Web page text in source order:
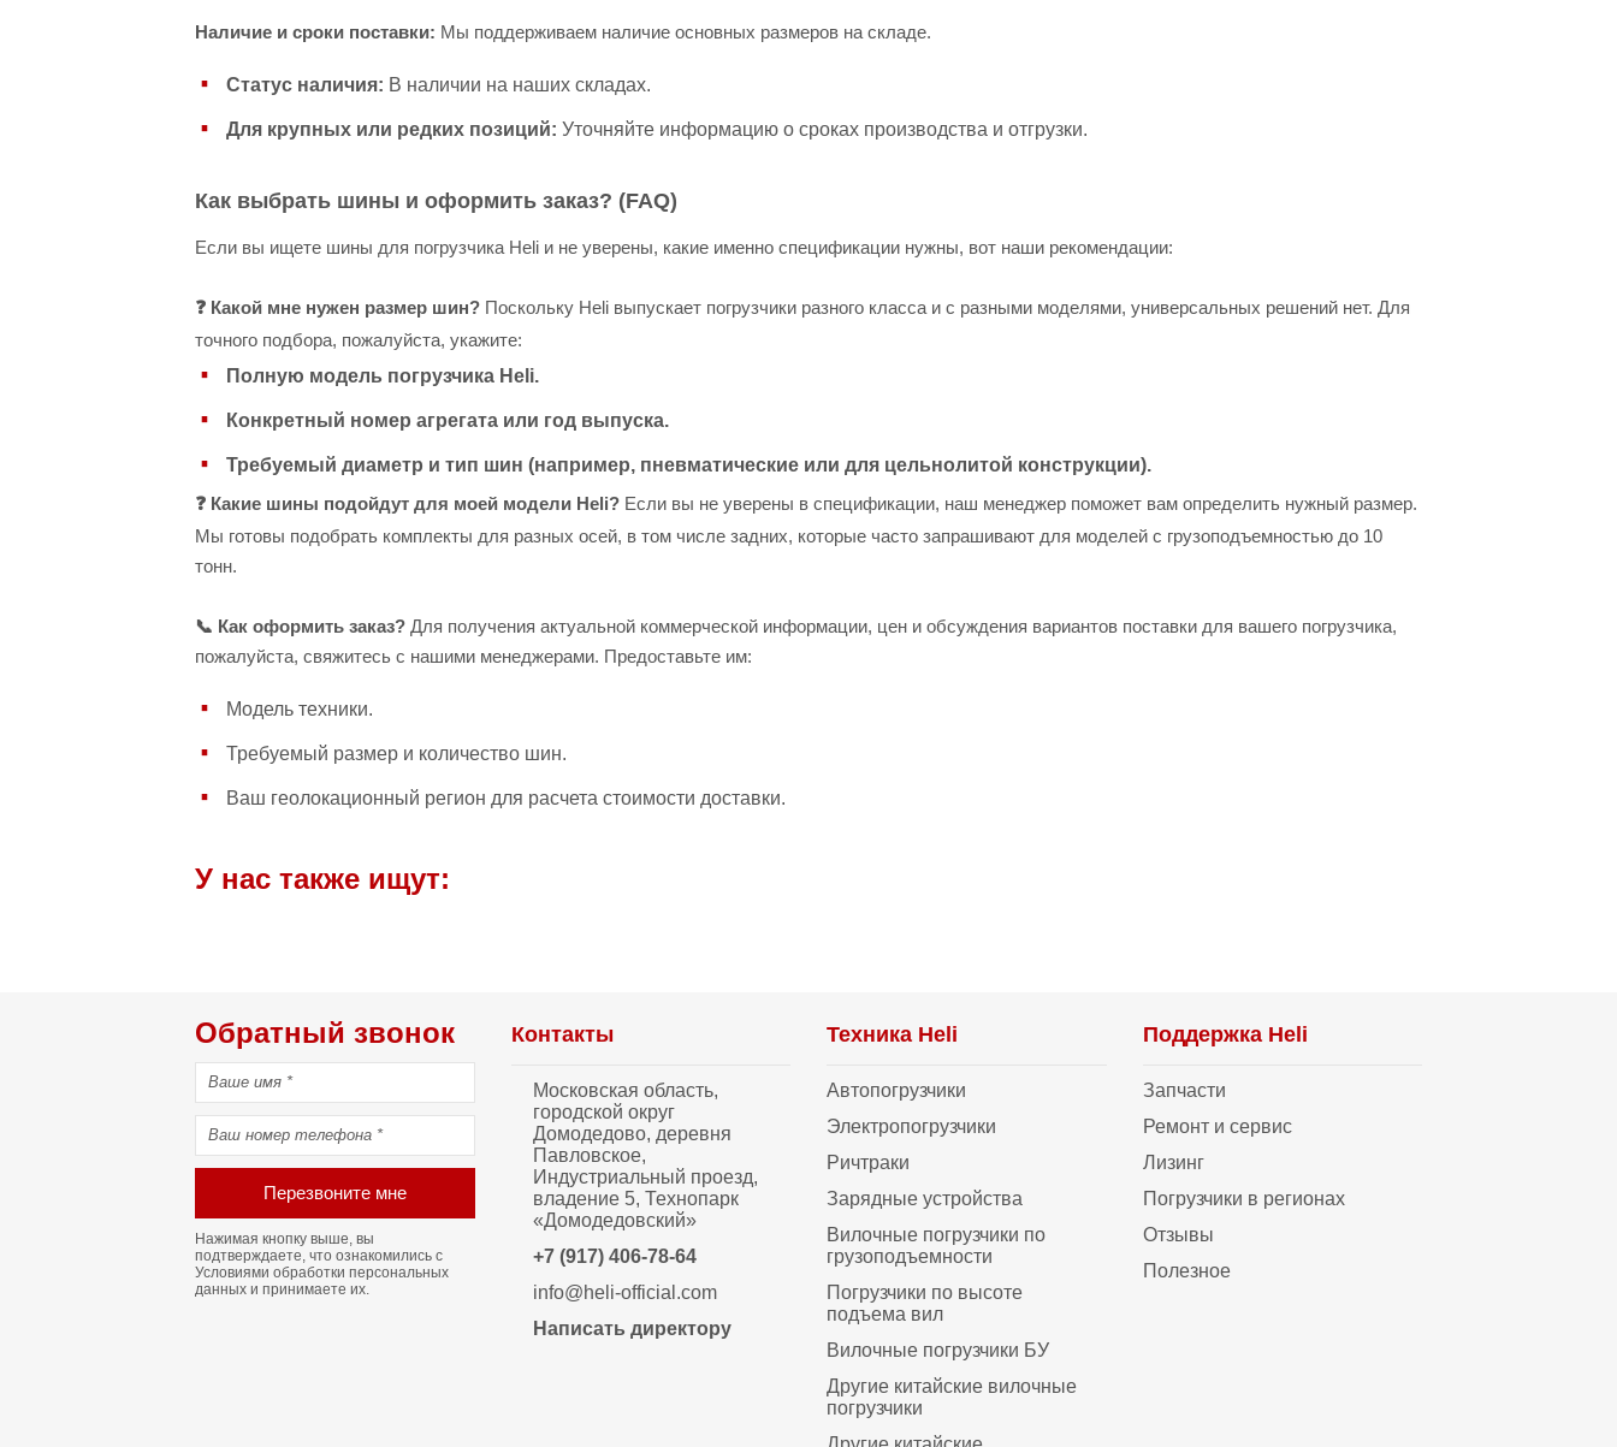
Наличие и сроки поставки: Мы поддерживаем наличие основных размеров на складе.
Статус наличия: В наличии на наших складах.
Для крупных или редких позиций: Уточняйте информацию о сроках производства и отгрузки.
Как выбрать шины и оформить заказ? (FAQ)
Если вы ищете шины для погрузчика Heli и не уверены, какие именно спецификации нужны, вот наши рекомендации:
❓ Какой мне нужен размер шин? Поскольку Heli выпускает погрузчики разного класса и с разными моделями, универсальных решений нет. Для
точного подбора, пожалуйста, укажите:
Полную модель погрузчика Heli.
Конкретный номер агрегата или год выпуска.
Требуемый диаметр и тип шин (например, пневматические или для цельнолитой конструкции).
❓ Какие шины подойдут для моей модели Heli? Если вы не уверены в спецификации, наш менеджер поможет вам определить нужный размер.
Мы готовы подобрать комплекты для разных осей, в том числе задних, которые часто запрашивают для моделей с грузоподъемностью до 10
тонн.
📞 Как оформить заказ? Для получения актуальной коммерческой информации, цен и обсуждения вариантов поставки для вашего погрузчика,
пожалуйста, свяжитесь с нашими менеджерами. Предоставьте им:
Модель техники.
Требуемый размер и количество шин.
Ваш геолокационный регион для расчета стоимости доставки.
У нас также ищут:
Обратный звонок
Перезвоните мне
Нажимая кнопку выше, вы
подтверждаете, что ознакомились с
Условиями обработки персональных
данных и принимаете их.
Контакты
Московская область,
городской округ
Домодедово, деревня
Павловское,
Индустриальный проезд,
владение 5, Технопарк
«Домодедовский»
+7 (917) 406-78-64
info@heli-official.com
Написать директору
Техника Heli
Автопогрузчики
Электропогрузчики
Ричтраки
Зарядные устройства
Вилочные погрузчики по
грузоподъемности
Погрузчики по высоте
подъема вил
Вилочные погрузчики БУ
Другие китайские вилочные
погрузчики
Поддержка Heli
Запчасти
Ремонт и сервис
Лизинг
Погрузчики в регионах
Отзывы
Полезное